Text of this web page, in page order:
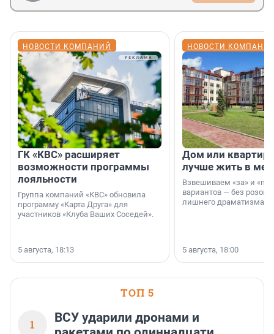
НОВОСТИ КОМПАНИЙ
ГК «КВС» расширяет
возможности программы
лояльности
Группа компаний «КВС» обновила
программу «Карта Друга» для
участников «Клуба Ваших Соседей».
5 августа, 18:13
НОВОСТИ
Дом или
лучше жить в
Взвешиваем «за» и
вариантов — без
лишнего драматизма.
5 августа, 18:00
ТОП 5
1
ВСУ ударили дронами и